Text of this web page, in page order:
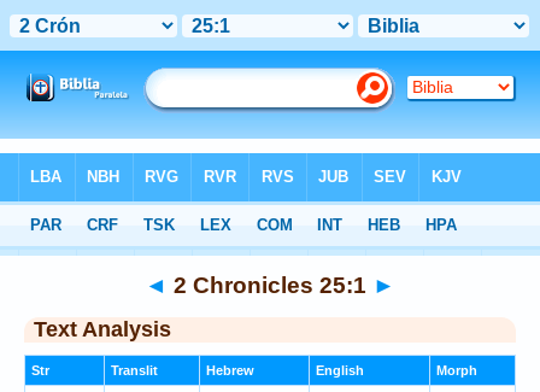
Hebrew> 2 Chronicles 25:1
◄ 2 Chronicles 25:1 ►
Text Analysis
Str Translit Hebrew English Morph